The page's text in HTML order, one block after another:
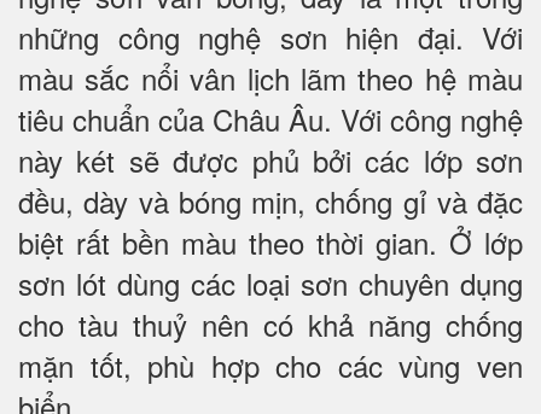
những công nghệ sơn hiện đại. Với
màu sắc nổi vân lịch lãm theo hệ màu
tiêu chuẩn của Châu Âu. Với công nghệ
này két sẽ được phủ bởi các lớp sơn
đều, dày và bóng mịn, chống gỉ và đặc
biệt rất bền màu theo thời gian. Ở lớp
sơn lót dùng các loại sơn chuyên dụng
cho tàu thuỷ nên có khả năng chống
mặn tốt, phù hợp cho các vùng ven